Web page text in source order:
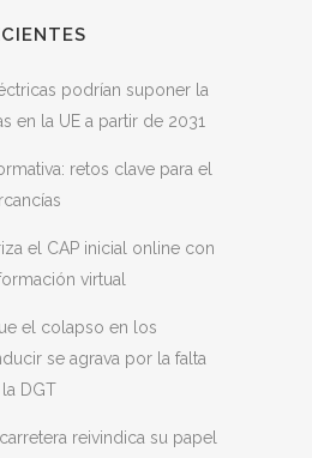
podrían suponer la
en la UE a partir de 2031
retos clave para el
el CAP inicial online con
virtual
el colapso en los
se agrava por la falta
DGT
reivindica su papel